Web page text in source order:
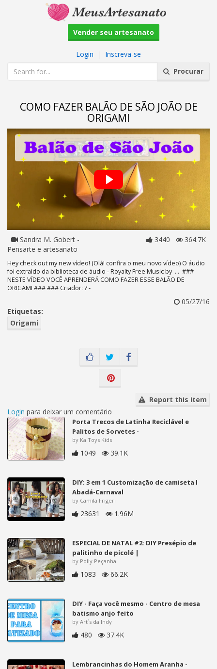
Vender seu artesanato
Login
Inscreva-se
Procurar
COMO FAZER BALÃO DE SÃO JOÃO DE
ORIGAMI
Sandra M. Gobert -
Pensarte e artesanato
3440 364.7K
Hey check out my new vídeo! (Olá! confira o meu novo vídeo) O áudio
foi extraído da biblioteca de áudio - Royalty Free Music by ... ###
NESTE VÍDEO VOCÊ APRENDERÁ COMO FAZER ESSE BALÃO DE
ORIGAMI ### ### Criador: ? -
05/27/16
Etiquetas:
Origami
Report this item
Login para deixar um comentário
Porta Trecos de Latinha Reciclável e
Palitos de Sorvetes -
by Ka Toys Kids
1049 39.1K
DIY: 3 em 1 Customização de camiseta l
Abadá-Carnaval
by Camila Frigeri
23631 1.96M
ESPECIAL DE NATAL #2: DIY Presépio de
palitinho de picolé |
by Polly Peçanha
1083 66.2K
DIY - Faça você mesmo - Centro de mesa
batismo anjo feito
by Art´s da Indy
480 37.4K
Lembrancinhas do Homem Aranha -